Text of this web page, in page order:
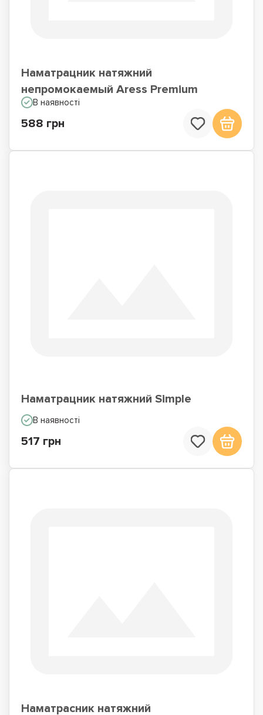
Наматрацник натяжний
непромокаемый Aress Premium
В наявності
588 грн
Наматрацник натяжний Simple
В наявності
517 грн
Наматрасник натяжний